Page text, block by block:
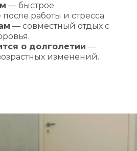
— быстрое
работы и стресса.
— совместный отдых с
о долголетии —
изменений.